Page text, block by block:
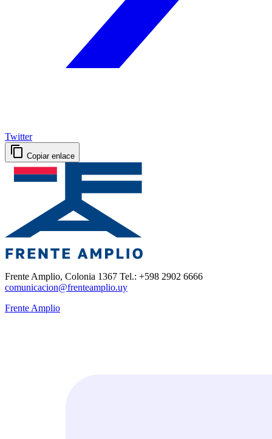
Twitter
Copiar enlace
Frente Amplio, Colonia 1367 Tel.: +598 2902 6666
comunicacion@frenteamplio.uy
Frente Amplio